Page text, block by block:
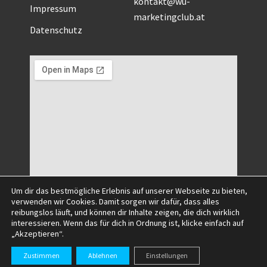
Impressum
Datenschutz
marketingclub.at
©2025 All Right Reserved.
Um dir das bestmögliche Erlebnis auf unserer Webseite zu bieten,
verwenden wir Cookies. Damit sorgen wir dafür, dass alles
reibungslos läuft, und können dir Inhalte zeigen, die dich wirklich
interessieren. Wenn das für dich in Ordnung ist, klicke einfach auf
„Akzeptieren“.
Zustimmen Ablehnen Einstellungen